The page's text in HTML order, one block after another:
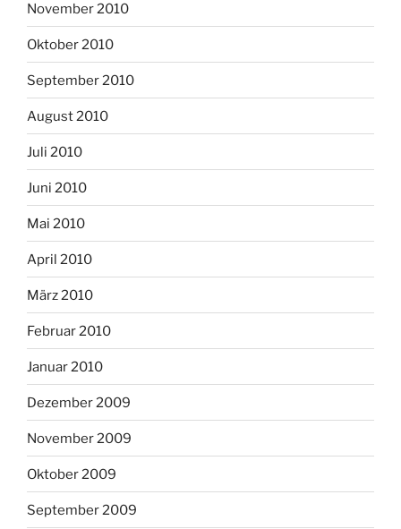
November 2010
Oktober 2010
September 2010
August 2010
Juli 2010
Juni 2010
Mai 2010
April 2010
März 2010
Februar 2010
Januar 2010
Dezember 2009
November 2009
Oktober 2009
September 2009